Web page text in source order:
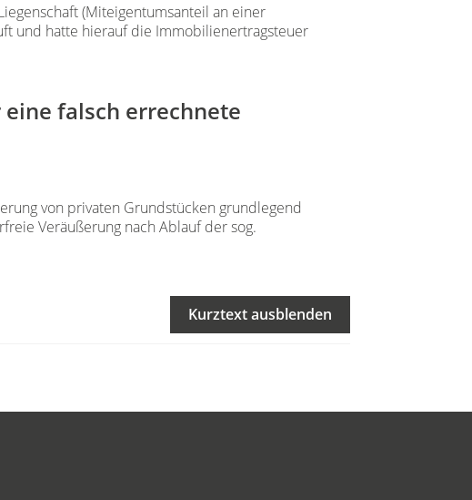
(Miteigentumsanteil an einer
und hatte hierauf die Immobilienertragsteuer
falsch errechnete
von privaten Grundstücken grundlegend
Veräußerung nach Ablauf der sog.
Kurztext ausblenden